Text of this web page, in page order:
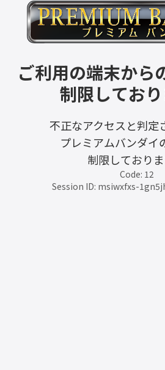
ご利用の端末から
制限しており
不正なアクセスと判定
プレミアムバンダイ
制限しておりま
Code: 12
Session ID: msiwxfxs-